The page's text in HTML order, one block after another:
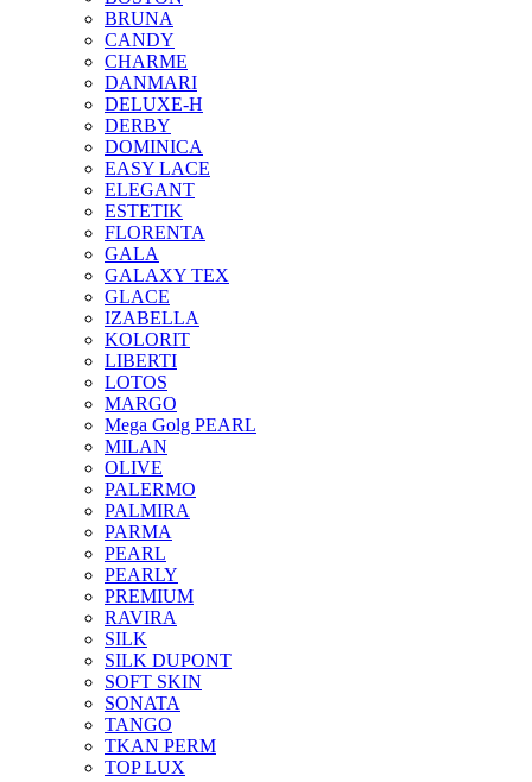
BRUNA
CANDY
CHARME
DANMARI
DELUXE-H
DERBY
DOMINICA
EASY LACE
ELEGANT
ESTETIK
FLORENTA
GALA
GALAXY TEX
GLACE
IZABELLA
KOLORIT
LIBERTI
LOTOS
MARGO
Mega Golg PEARL
MILAN
OLIVE
PALERMO
PALMIRA
PARMA
PEARL
PEARLY
PREMIUM
RAVIRA
SILK
SILK DUPONT
SOFT SKIN
SONATA
TANGO
TKAN PERM
TOP LUX